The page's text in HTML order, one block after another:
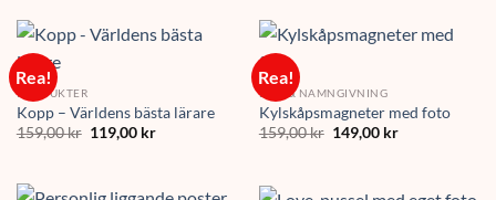
Rea!
PRODUKTER
Kopp – Världens bästa lärare
159,00kr Det
ursprungliga
159,00 kr.
119,00 krDet
119,00 kr.
Rea!
DOP & NAMNGIVNING
Kylskåpsmagneter med foto
159,00kr Det
ursprungliga
149,00 krDet